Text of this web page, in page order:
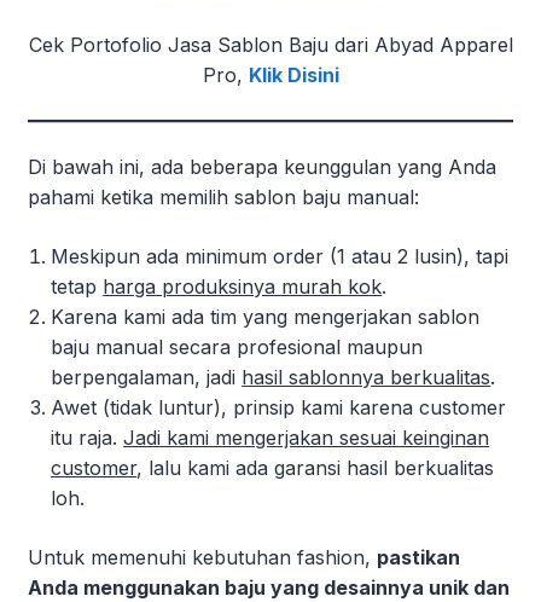
Cek Portofolio Jasa Sablon Baju dari Abyad Apparel
Pro, Klik Disini
Di bawah ini, ada beberapa keunggulan yang Anda
pahami ketika memilih sablon baju manual:
Meskipun ada minimum order (1 atau 2 lusin), tapi
tetap harga produksinya murah kok.
Karena kami ada tim yang mengerjakan sablon
baju manual secara profesional maupun
berpengalaman, jadi hasil sablonnya berkualitas.
Awet (tidak luntur), prinsip kami karena customer
itu raja.Jadi kami mengerjakan sesuai keinginan
customer, lalu kami ada garansi hasil berkualitas
loh.
Untuk memenuhi kebutuhan fashion, pastikan
Anda menggunakan baju yang desainnya unik dan